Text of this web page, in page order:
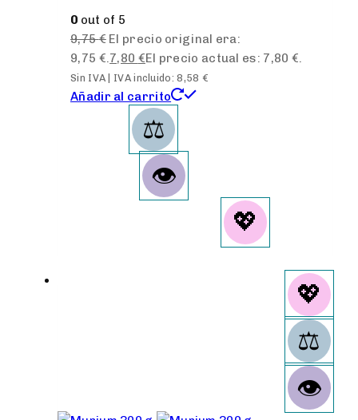
0 out of 5
9,75€ El precio original era:
9,75 €. 7,80 €El precio actual es: 7,80 €.
Sin IVA | IVA incluido:8,58 €
Añadir al carrito